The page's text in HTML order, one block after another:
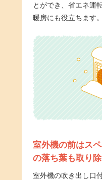
とができ、省エネ運
暖房にも役立ちます。
室外機の前はス
の落ち葉も取り
室外機の吹き出し口